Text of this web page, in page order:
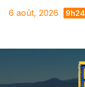
Skip
6 août, 2026 9h24